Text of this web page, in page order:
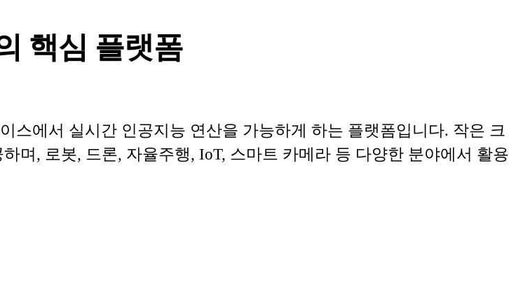
핵심 플랫폼
에서 실시간 인공지능 연산을 가능하게 하는 플랫폼입니다. 작은 크
며, 로봇, 드론, 자율주행, IoT, 스마트 카메라 등 다양한 분야에서 활용